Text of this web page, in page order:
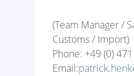
(Team Manager /
Customs / Import)
Phone: +49 (0)
Email: